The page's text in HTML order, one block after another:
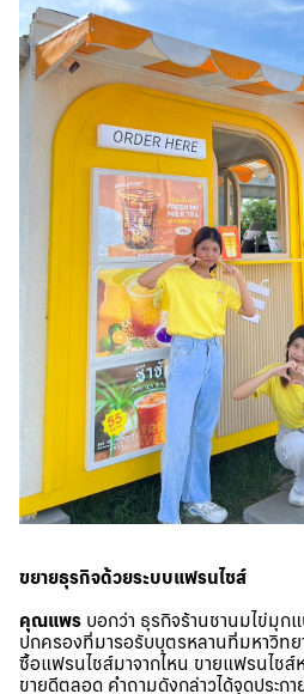
ขยายธุรกิจด้วยระบบแฟรนไชส์
คุณแพร บอกว่า ธุรกิจร้านชานมไข่มุก
ปกครองที่มารอรับบุตรหลานที่มหาวิทย
ซื้อแฟรนไชส์มาจากไหน ขายแฟรนไชส์
ขายดีตลอด คำถามดังกล่าวได้จุดประก